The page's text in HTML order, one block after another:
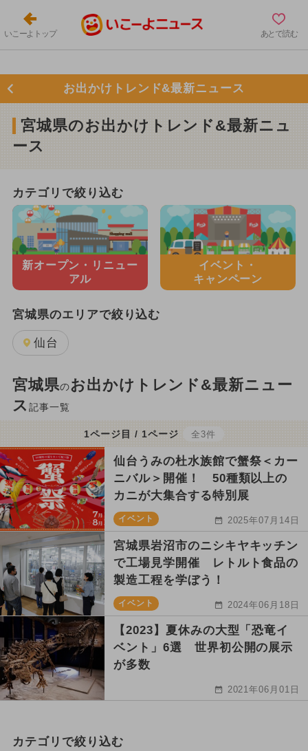
いこーよトップ あとで読む
お出かけトレンド&最新ニュース
宮城県のお出かけトレンド&最新ニュ
ース
カテゴリで絞り込む
新オープン・ リニュー
アル
イベント・
キャンペーン
宮城県のエリアで絞り込む
仙台
宮城県のお出かけトレンド&最新ニュー
ス 記事一覧
1ページ目 / 1ページ 全3件
仙台うみの杜水族館で蟹祭＜カー
ニバル＞開催！ 50種類以上の
カニが大集合する特別展
イベント 2025年07月14日
宮城県岩沼市のニシキヤキッチン
で工場見学開催 レトルト食品の
製造工程を学ぼう！
イベント 2024年06月18日
【2023】夏休みの大型「恐竜イ
ベント」6選 世界初公開の展示
が多数
2021年06月01日
カテゴリで絞り込む